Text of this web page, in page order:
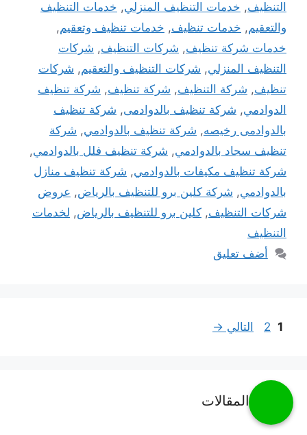
التنظيف, خدمات التنظيف المنزلي, خدمات التنظيف
والتعقيم, خدمات تنظيف, خدمات تنظيف وتعقيم,
خدمات شركة تنظيف, شركات التنظيف, شركات
التنظيف المنزلي, شركات التنظيف والتعقيم, شركات
تنظيف, شركة التنظيف, شركة تنظيف, شركة تنظيف
الدوادمي, شركة تنظيف بالدوادمى, شركة تنظيف
بالدوادمى رخيصه, شركة تنظيف بالدوادمي, شركة
تنظيف سجاد بالدوادمي, شركة تنظيف فلل بالدوادمي,
شركة تنظيف مكيفات بالدوادمي, شركة تنظيف منازل
بالدوادمي, شركة كلين برو للتنظيف بالرياض, عروض
شركات التنظيف, كلين برو للتنظيف بالرياض, لخدمات
التنظيف
أضف تعليق
Page
1
Page
2 التالي →
أحدث المقالات